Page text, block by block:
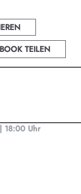
TEILEN
18:00 Uhr
zu 50
Ob Kino,
uns findest du
0-99.